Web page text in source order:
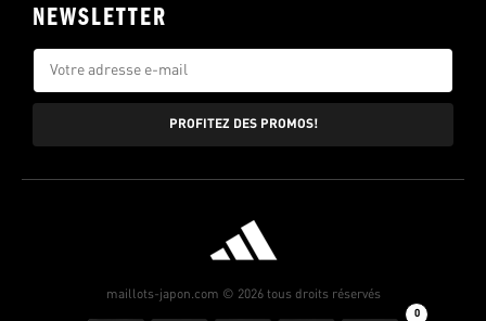
NEWSLETTER
PROFITEZ DES PROMOS!
maillots-japon.com © 2026 tous droits réservés
0